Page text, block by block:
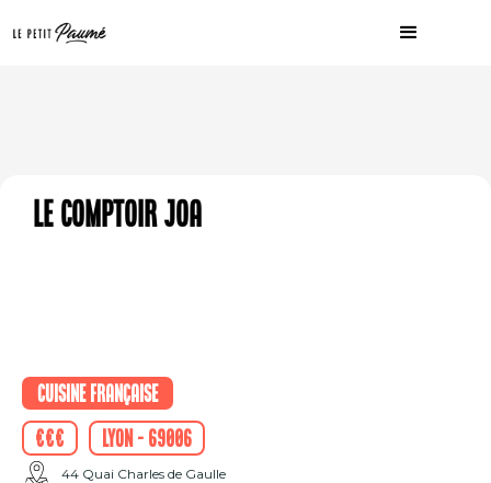
Le comptoir JOA
Cuisine française
€€€
Lyon - 69006
44 Quai Charles de Gaulle